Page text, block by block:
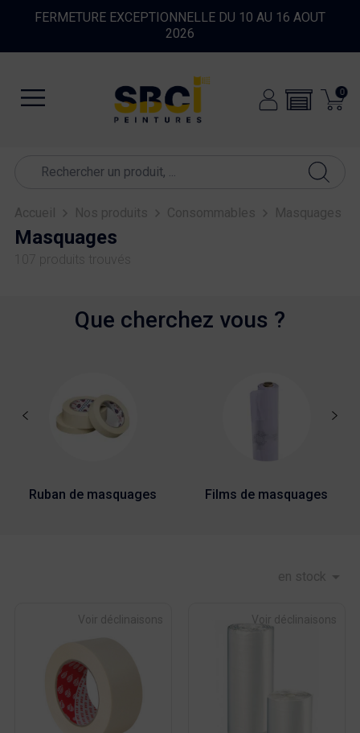
FERMETURE EXCEPTIONNELLE DU 10 AU 16 AOUT
2026
0
Accueil Nos produits Consommables Masquages
Masquages
107 produits trouvés
Que cherchez vous ?
Ruban de masquages Films de masquages
en stock 
Voir déclinaisons Voir déclinaisons